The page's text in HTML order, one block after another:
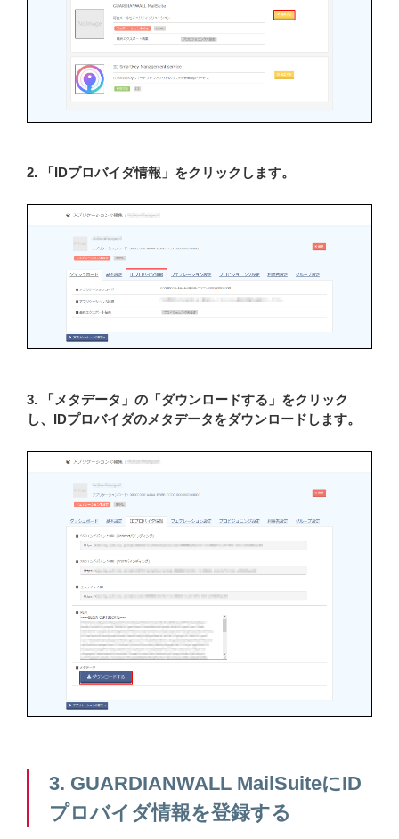
2. 「IDプロバイダ情報」をクリックします。
3. 「メタデータ」の「ダウンロードする」をクリック
し、IDプロバイダのメタデータをダウンロードします。
3. GUARDIANWALL MailSuiteにID
プロバイダ情報を登録する